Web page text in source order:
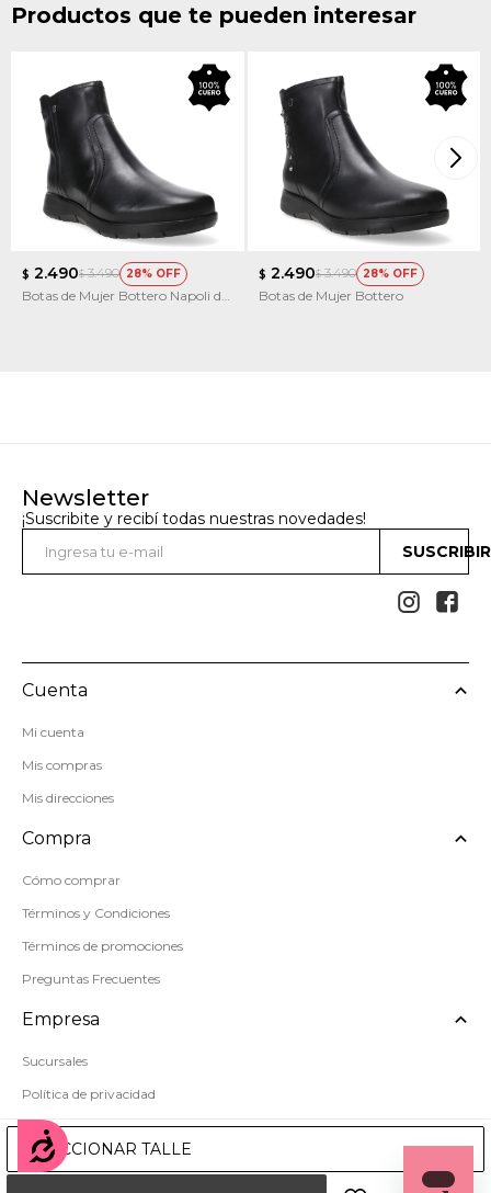
Accesibilidad
SELECCIONAR TALLE
Productos que te pueden interesar
$ 2.490$ 3.490 28
Botas de Mujer Bottero Napoli de
$ 2.490$ 3.490 28
Botas de Mujer Bottero
Newsletter
¡Suscribite y recibí todas nuestras novedades!
 
Cuenta
Mi cuenta
Mis compras
Mis direcciones
Compra
Cómo comprar
Términos y Condiciones
Términos de promociones
Preguntas Frecuentes
Empresa
Sucursales
Política de privacidad
Mapa del sitio